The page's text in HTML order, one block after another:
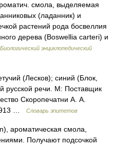
смола, выделяемая
(ладанник) и
растений рода босвеллия
дерева (Boswellia carteri) и
Биологический энциклопедический
(Лесков); синий (Блок,
русской речи. М: Поставщик
Скоропечатни А. А.
…
Словарь эпитетов
ароматическая смола,
Получают подсочкой